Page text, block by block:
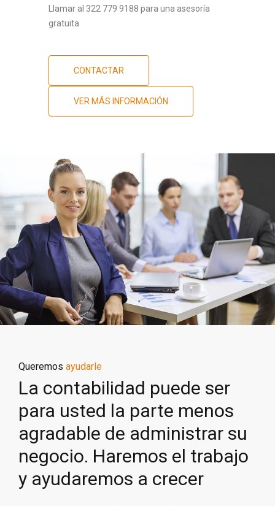
Llamar al 322 779 9188 para una asesoría
gratuita
CONTACTAR
VER MÁS INFORMACIÓN
Queremos ayudarle
La contabilidad puede ser
para usted la parte menos
agradable de administrar su
negocio. Haremos el trabajo
y ayudaremos a crecer